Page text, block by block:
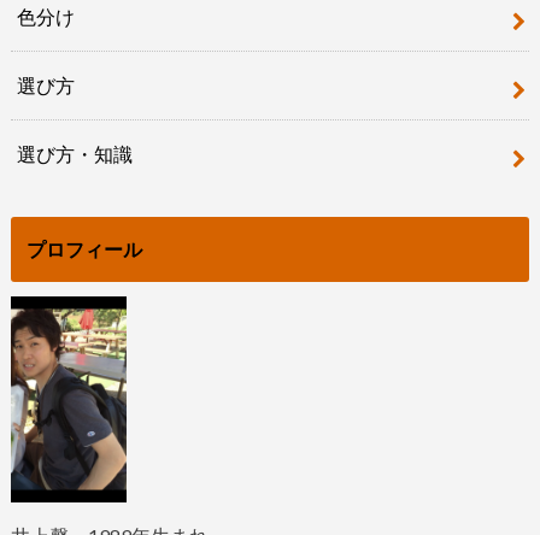
色分け
選び方
選び方・知識
プロフィール